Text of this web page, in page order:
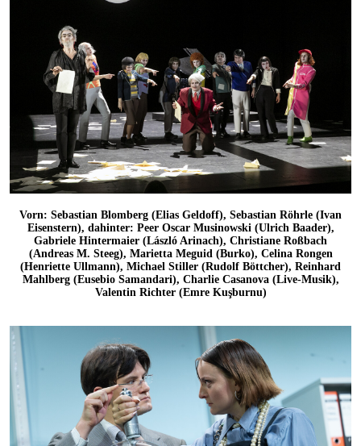
Vorn: Sebastian Blomberg (Elias Geldoff), Sebastian Röhrle (Ivan
Eisenstern), dahinter: Peer Oscar Musinowski (Ulrich Baader),
Gabriele Hintermaier (László Arinach), Christiane Roßbach
(Andreas M. Steeg), Marietta Meguid (Burko), Celina Rongen
(Henriette Ullmann), Michael Stiller (Rudolf Böttcher), Reinhard
Mahlberg (Eusebio Samandari), Charlie Casanova (Live-Musik),
Valentin Richter (Emre Kuşburnu)